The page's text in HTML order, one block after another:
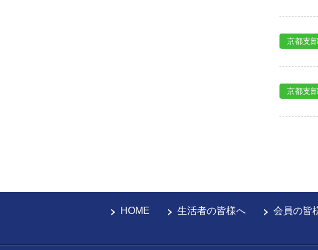
京都支部
京都支部
HOME 生活者の皆様へ 会員の皆